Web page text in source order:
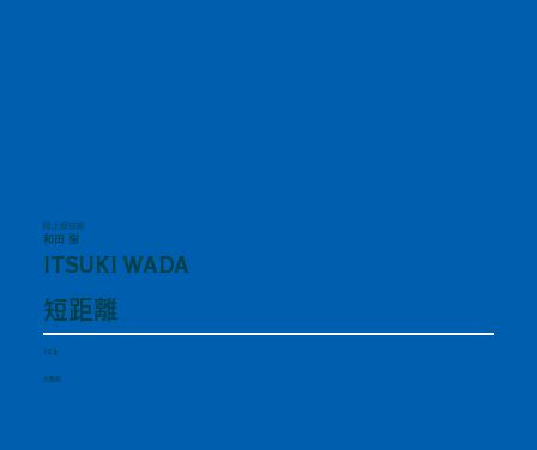
陸上競技部
和田 樹
ITSUKI WADA
短距離
1年生
大阪府